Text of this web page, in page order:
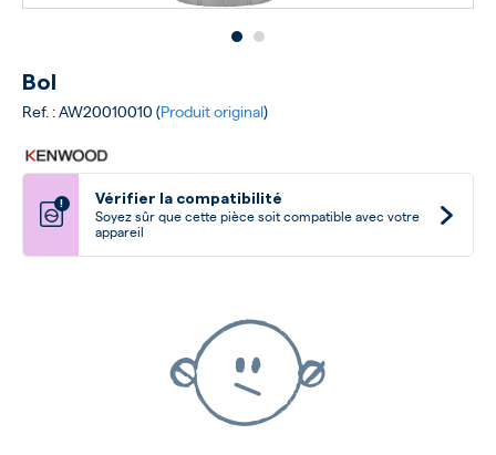
Bol
Ref. : AW20010010 (Produit original)
! Vérifier la compatibilité
Soyez sûr que cette pièce soit compatible avec votre
appareil